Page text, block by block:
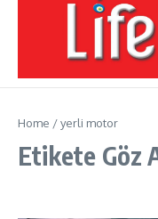
Home /yerli motor
Etikete Göz